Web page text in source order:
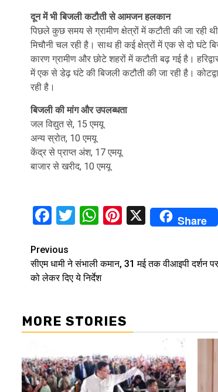
दून में भी बिजली कटौती से आमजन हलकान
पिछले कुछ समय से ग्रामीण क्षेत्रों में कटौती की जा रही
मिचौनी चल रही है। साथ ही कई क्षेत्रों में एक से दो घंटे
कारण ग्रामीण और छोटे शहरों में कटौती बढ़ गई है।
में एक से डेढ़ घंटे की बिजली कटौती की जा रही है।
रही है।
बिजली की मांग और उपलब्धता
जल विद्युत से, 15 एमयू
अन्य स्रोत, 10 एमयू
केंद्र से प्राप्त अंश, 17 एमयू
बाजार से खरीद, 10 एमयू
Facebook
Twitter
WhatsApp
Pinterest
X Share
Continue
Reading
Previous
सीएम धामी ने संभाली कमान, 31 मई तक वीआइपी दर्शन
को लेकर दिए ये निर्देश
MORE STORIES